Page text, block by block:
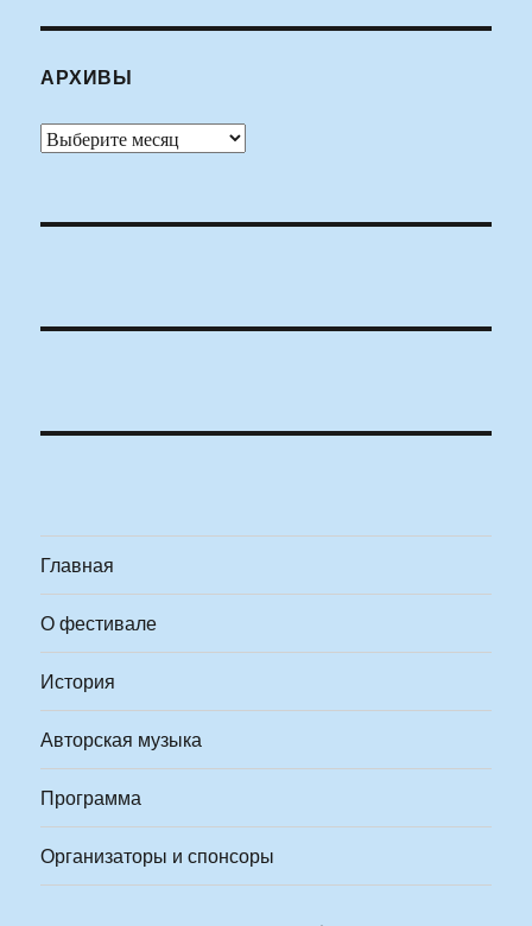
АРХИВЫ
Архивы
Главная
О фестивале
История
Авторская музыка
Программа
Организаторы и спонсоры